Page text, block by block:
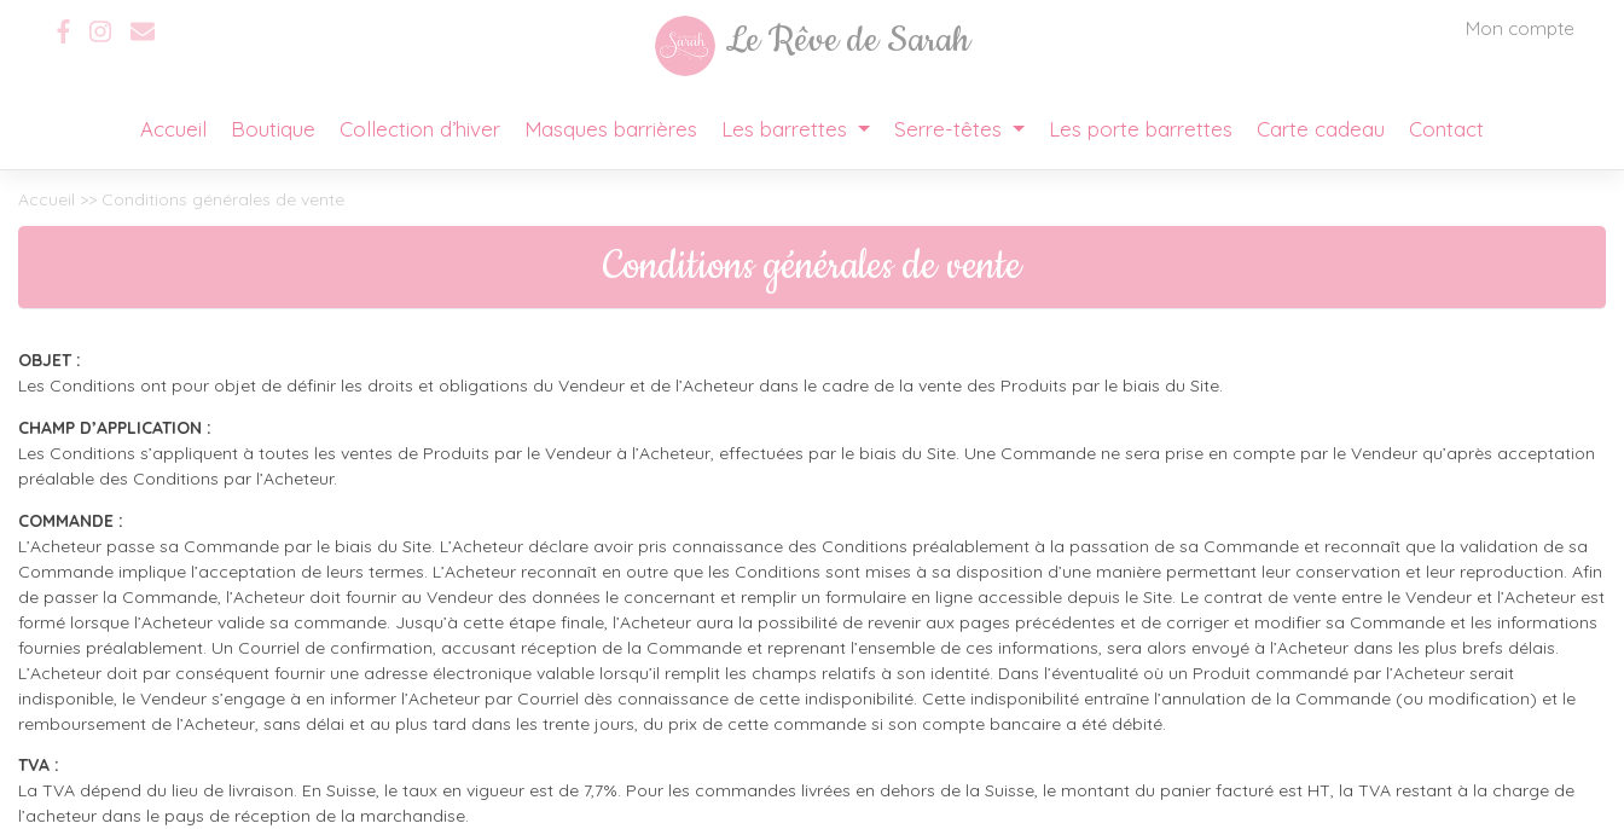
Le Rêve de Sarah Mon compte
Accueil Boutique Collection d’hiver Masques barrières Les barrettes Serre-têtes Les porte barrettes Carte cadeau Contact
Accueil >> Conditions générales de vente
Conditions générales de vente
OBJET :
Les Conditions ont pour objet de définir les droits et obligations du Vendeur et de l’Acheteur dans le cadre de la vente des Produits par le biais du Site.
CHAMP D’APPLICATION :
Les Conditions s’appliquent à toutes les ventes de Produits par le Vendeur à l’Acheteur, effectuées par le biais du Site. Une Commande ne sera prise en compte par le Vendeur qu’après acceptation
préalable des Conditions par l’Acheteur.
COMMANDE :
L’Acheteur passe sa Commande par le biais du Site. L’Acheteur déclare avoir pris connaissance des Conditions préalablement à la passation de sa Commande et reconnaît que la validation de sa
Commande implique l’acceptation de leurs termes. L’Acheteur reconnaît en outre que les Conditions sont mises à sa disposition d’une manière permettant leur conservation et leur reproduction. Afin
de passer la Commande, l’Acheteur doit fournir au Vendeur des données le concernant et remplir un formulaire en ligne accessible depuis le Site. Le contrat de vente entre le Vendeur et l’Acheteur est
formé lorsque l’Acheteur valide sa commande. Jusqu’à cette étape finale, l’Acheteur aura la possibilité de revenir aux pages précédentes et de corriger et modifier sa Commande et les informations
fournies préalablement. Un Courriel de confirmation, accusant réception de la Commande et reprenant l’ensemble de ces informations, sera alors envoyé à l’Acheteur dans les plus brefs délais.
L’Acheteur doit par conséquent fournir une adresse électronique valable lorsqu’il remplit les champs relatifs à son identité. Dans l’éventualité où un Produit commandé par l’Acheteur serait
indisponible, le Vendeur s’engage à en informer l’Acheteur par Courriel dès connaissance de cette indisponibilité. Cette indisponibilité entraîne l’annulation de la Commande (ou modification) et le
remboursement de l’Acheteur, sans délai et au plus tard dans les trente jours, du prix de cette commande si son compte bancaire a été débité.
TVA :
La TVA dépend du lieu de livraison. En Suisse, le taux en vigueur est de 7,7%. Pour les commandes livrées en dehors de la Suisse, le montant du panier facturé est HT, la TVA restant à la charge de
l’acheteur dans le pays de réception de la marchandise.